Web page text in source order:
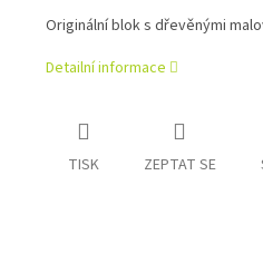
Originální blok s dřevěnými
Detailní informace
TISK ZEPTAT SE